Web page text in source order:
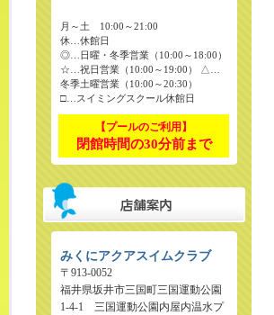
月～土 10:00～21:00
休…休館日
◎…日曜・冬季営業（10:00～18:00）
☆…祝日営業（10:00～19:00）
△…
冬季土曜営業（10:00～20:30）
□…スイミングスクール休館日
【プールのご利用】
閉館時間の30分前まで
みくにアクアスイムクラブ
〒913-0052
福井県坂井市三国町三国運動公園
1-4-1 三国運動公園内屋内温水プ